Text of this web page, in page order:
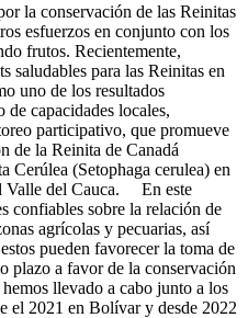
la conservación de las Reinitas
esfuerzos en conjunto con los
frutos. Recientemente,
saludables para las Reinitas en
uno de los resultados
capacidades locales,
participativo, que promueve
de la Reinita de Canadá
Cerúlea (Setophaga cerulea) en
Valle del Cauca. En este
confiables sobre la relación de
agrícolas y pecuarias, así
pueden favorecer la toma de
plazo a favor de la conservación
llevado a cabo junto a los
el 2021 en Bolívar y desde 2022